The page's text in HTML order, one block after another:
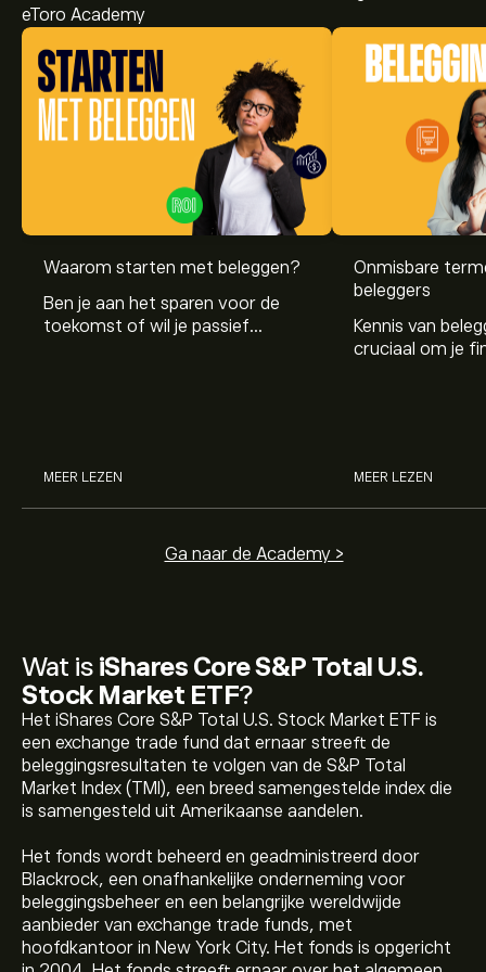
Wat is iShares Core S&P Total U.S.
Stock Market ETF?
Het iShares Core S&P Total U.S. Stock Market ETF is
een exchange trade fund dat ernaar streeft de
beleggingsresultaten te volgen van de S&P Total
Market Index (TMI), een breed samengestelde index die
is samengesteld uit Amerikaanse aandelen.
Het fonds wordt beheerd en geadministreerd door
Blackrock, een onafhankelijke onderneming voor
beleggingsbeheer en een belangrijke wereldwijde
aanbieder van exchange trade funds, met
hoofdkantoor in New York City. Het fonds is opgericht
eToro Academy
Waarom starten met beleggen?
Ben je aan het sparen voor de
toekomst of wil je passief
MEER LEZEN
Onmisbare
beleggers
Kennis van
cruciaal om je
MEER LEZEN
Ga naar de Academy >
De huidige prijs van ITOT is 169.58‎$‎